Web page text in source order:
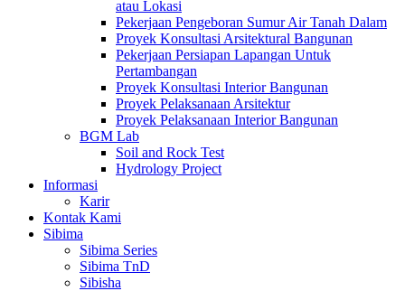
atau Lokasi
Pekerjaan Pengeboran Sumur Air Tanah Dalam
Proyek Konsultasi Arsitektural Bangunan
Pekerjaan Persiapan Lapangan Untuk
Pertambangan
Proyek Konsultasi Interior Bangunan
Proyek Pelaksanaan Arsitektur
Proyek Pelaksanaan Interior Bangunan
BGM Lab
Soil and Rock Test
Hydrology Project
Informasi
Karir
Kontak Kami
Sibima
Sibima Series
Sibima TnD
Sibisha